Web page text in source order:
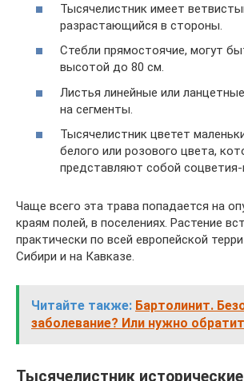
Тысячелистник имеет
разрастающийся в стороны.
Стебли прямостоячие, могут
высотой до 80 см.
Листья линейные или
на сегменты.
Тысячелистник цветет
белого или розового цвета,
представляют собой соцветия-
Чаще всего эта трава попадается на
краям полей, в поселениях. Растение
практически по всей европейской
Сибири и на Кавказе.
Читайте также: Бартолинит.
заболевание? Или нужно
Тысячелистник